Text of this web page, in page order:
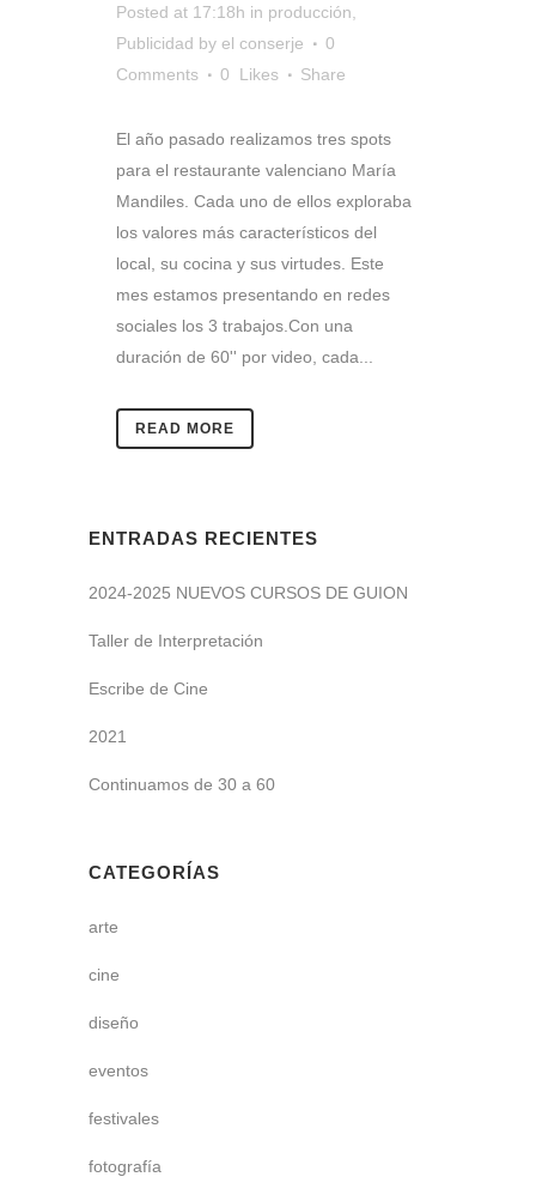
Posted at 17:18h in producción
Publicidad by el conserje
0
Comments
0 Likes Share
El año pasado realizamos tres spots
para el restaurante valenciano María
Mandiles. Cada uno de ellos exploraba
los valores más característicos del
local, su cocina y sus virtudes. Este
mes estamos presentando en redes
sociales los 3 trabajos.Con una
duración de 60'' por video, cada...
READ MORE
ENTRADAS RECIENTES
2024-2025 NUEVOS CURSOS DE GUION
Taller de Interpretación
Escribe de Cine
2021
Continuamos de 30 a 60
CATEGORÍAS
arte
cine
diseño
eventos
festivales
fotografía